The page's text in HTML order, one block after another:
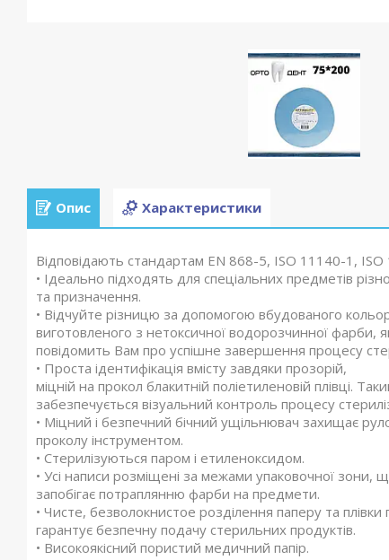
Опис Характеристики
Відповідають стандартам EN 868-5, ISO 11140-1, ISO
• Ідеально підходять для спеціальних предметів
та призначення.
• Відчуйте різницю за допомогою вбудованого
виготовленого з нетоксичної водорозчинної фарби,
повідомить Вам про успішне завершення процесу
• Проста ідентифікація вмісту завдяки прозорій,
міцній на прокол блакитній поліетиленовій плівці.
забезпечується візуальний контроль процесу
• Міцний і безпечний бічний ущільнювач захищає
проколу інструментом.
• Стерилізуються паром і етиленоксидом.
• Усі написи розміщені за межами упаковочної зони,
запобігає потраплянню фарби на предмети.
• Чисте, безволокнистое розділення паперу та плівки
гарантує безпечну подачу стерильних продуктів.
• Високоякісний пористий медичний папір.